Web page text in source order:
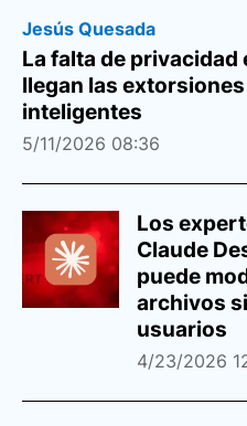
Jesús Quesada
La falta de
llegan las
inteligentes
5/11/2026 08:36
Los
Claude
puede
archivos
usuarios
4/23/2026